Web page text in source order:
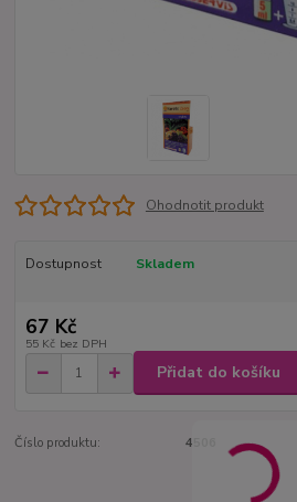
Ohodnotit produkt
Dostupnost Skladem
67 Kč
55 Kč bez DPH
Přidat do košíku
Číslo produktu: 4506